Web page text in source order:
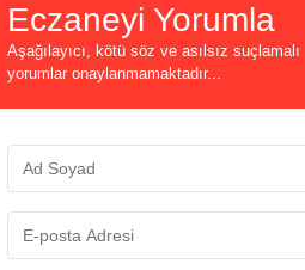
Eczaneyi Yorumla
Aşağılayıcı, kötü söz ve asılsız suçlamalı
yorumlar onaylanmamaktadır...